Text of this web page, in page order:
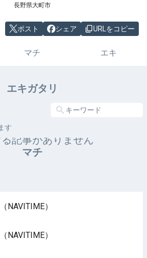
長野県大町市
ポスト シェア URLをコピー
マチ エキ
エキガタリ
す
記事がありません
マチ
NAVITIME）
NAVITIME）